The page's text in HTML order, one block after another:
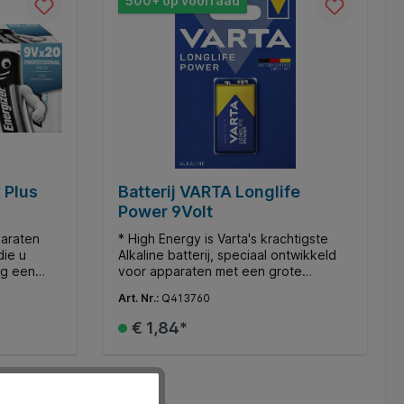
u
een
en meer.
hebt.
worden
Batterij VARTA Longlife
Power 9Volt
* High Energy is Varta's krachtigste
Alkaline batterij, speciaal ontwikkeld
voor apparaten met een grote
draagbare radio's, gameboys, mp3
spelers en speelgoed. * De nieuwe
High Energy batterijen worden in een
geleverd. * Alle batterijen individueel
Art. Nr.: Q413760
€ 1,84*